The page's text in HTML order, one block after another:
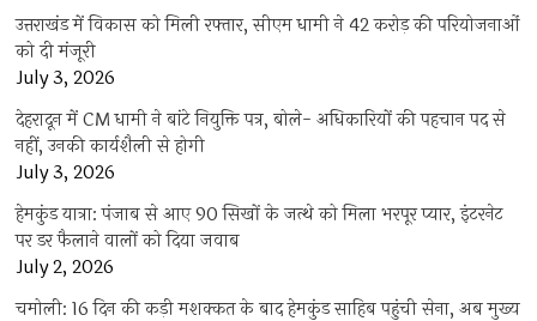
उत्तराखंड में विकास को मिली रफ्तार, सीएम धामी ने 42 करोड़ की परियोजनाओं
को दी मंजूरी
July 3, 2026
देहरादून में CM धामी ने बांटे नियुक्ति पत्र, बोले- अधिकारियों की पहचान पद से
नहीं, उनकी कार्यशैली से होगी
July 3, 2026
हेमकुंड यात्रा: पंजाब से आए 90 सिखों के जत्थे को मिला भरपूर प्यार, इंटरनेट
पर डर फैलाने वालों को दिया जवाब
July 2, 2026
चमोली: 16 दिन की कड़ी मशक्कत के बाद हेमकुंड साहिब पहुंची सेना, अब मुख्य